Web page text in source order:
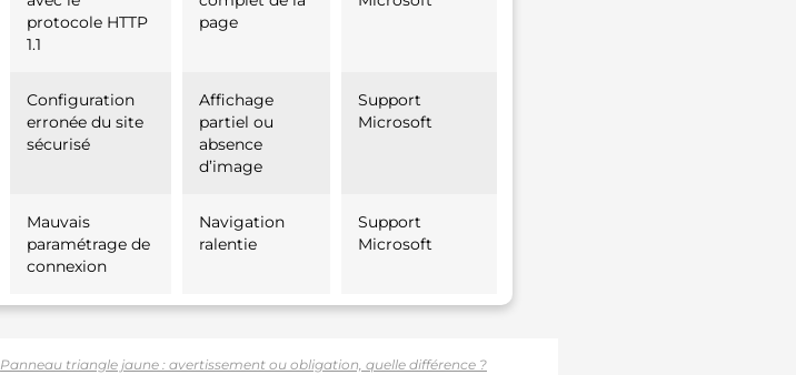
protocole HTTP
1.1
page
Configuration
erronée du site
sécurisé
Affichage
partiel ou
absence
d’image
Support
Microsoft
Mauvais
paramétrage de
connexion
Navigation
ralentie
Support
Microsoft
Panneau triangle jaune : avertissement ou obligation, quelle différence ?